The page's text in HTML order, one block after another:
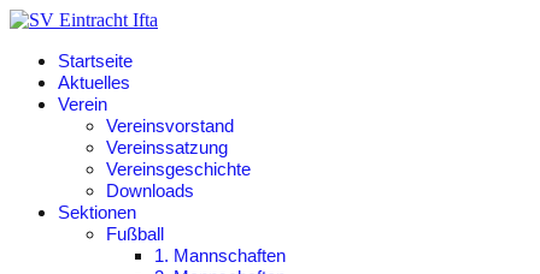
Startseite
Aktuelles
Verein
Vereinsvorstand
Vereinssatzung
Vereinsgeschichte
Downloads
Sektionen
Fußball
1. Mannschaften